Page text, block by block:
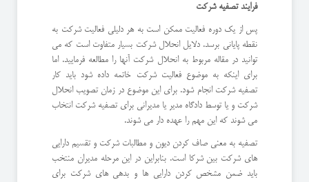
فرایند تصفیه شرکت
پس از یک دوره فعالیت ممکن است به هر دلیلی فعالیت شرکت به
نقطه پایانی برسد. دلایل انحلال شرکت بسیار متفاوت است که می
توانید در مقاله مربوط به انحلال شرکت آنها را مطالعه فرمایید. اما
برای اینکه به موضوع فعالیت شرکت خاتمه داده شود باید کار
تصفیه شرکت انجام شود. برای این موضوع در زمان تصویب انحلال
شرکت و یا توسط دادگاه مدیر یا مدیرانی برای تصفیه شرکت انتخاب
می شوند که این مهم را عهده دار می شوند.
تصفیه به معنی صاف کردن دیون و مطالبات شرکت و تقسیم دارایی
های شرکت بین شرکا است. بنابراین در این مرحله مدیران منتخب
باید ضمن مشخص کردن دارایی ها و بدهی های شرکت برای